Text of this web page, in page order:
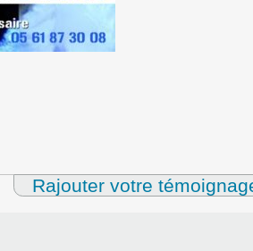
Rajouter votre